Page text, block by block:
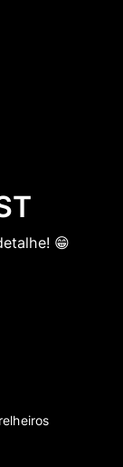
😁